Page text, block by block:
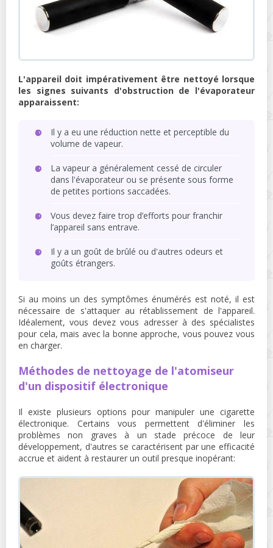
L'appareil doit impérativement être nettoyé lorsque
les signes suivants d'obstruction de l'évaporateur
apparaissent:
Il y a eu une réduction nette et perceptible du
volume de vapeur.
La vapeur a généralement cessé de circuler
dans l'évaporateur ou se présente sous forme
de petites portions saccadées.
Vous devez faire trop d’efforts pour franchir
l’appareil sans entrave.
Il y a un goût de brûlé ou d'autres odeurs et
goûts étrangers.
Si au moins un des symptômes énumérés est noté, il est
nécessaire de s'attaquer au rétablissement de l'appareil.
Idéalement, vous devez vous adresser à des spécialistes
pour cela, mais avec la bonne approche, vous pouvez vous
en charger.
Méthodes de nettoyage de l'atomiseur
d'un dispositif électronique
Il existe plusieurs options pour manipuler une cigarette
électronique. Certains vous permettent d'éliminer les
problèmes non graves à un stade précoce de leur
développement, d'autres se caractérisent par une efficacité
accrue et aident à restaurer un outil presque inopérant: